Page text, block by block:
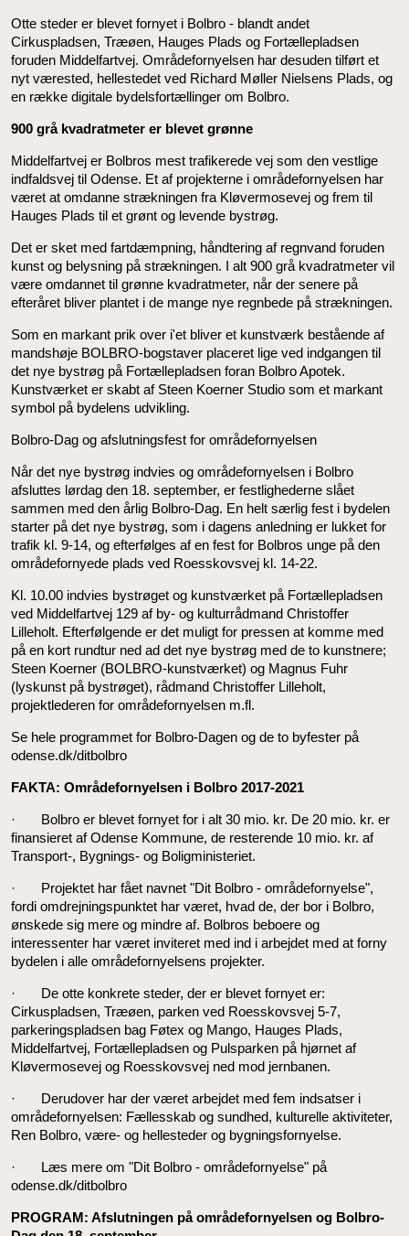
Otte steder er blevet fornyet i Bolbro - blandt andet
Cirkuspladsen, Træøen, Hauges Plads og Fortællepladsen
foruden Middelfartvej. Områdefornyelsen har desuden tilført et
nyt værested, hellestedet ved Richard Møller Nielsens Plads, og
en række digitale bydelsfortællinger om Bolbro.
900 grå kvadratmeter er blevet grønne
Middelfartvej er Bolbros mest trafikerede vej som den vestlige
indfaldsvej til Odense. Et af projekterne i områdefornyelsen har
været at omdanne strækningen fra Kløvermosevej og frem til
Hauges Plads til et grønt og levende bystrøg.
Det er sket med fartdæmpning, håndtering af regnvand foruden
kunst og belysning på strækningen. I alt 900 grå kvadratmeter vil
være omdannet til grønne kvadratmeter, når der senere på
efteråret bliver plantet i de mange nye regnbede på strækningen.
Som en markant prik over i'et bliver et kunstværk bestående af
mandshøje BOLBRO-bogstaver placeret lige ved indgangen til
det nye bystrøg på Fortællepladsen foran Bolbro Apotek.
Kunstværket er skabt af Steen Koerner Studio som et markant
symbol på bydelens udvikling.
Bolbro-Dag og afslutningsfest for områdefornyelsen
Når det nye bystrøg indvies og områdefornyelsen i Bolbro
afsluttes lørdag den 18. september, er festlighederne slået
sammen med den årlig Bolbro-Dag. En helt særlig fest i bydelen
starter på det nye bystrøg, som i dagens anledning er lukket for
trafik kl. 9-14, og efterfølges af en fest for Bolbros unge på den
områdefornyede plads ved Roesskovsvej kl. 14-22.
Kl. 10.00 indvies bystrøget og kunstværket på Fortællepladsen
ved Middelfartvej 129 af by- og kulturrådmand Christoffer
Lilleholt. Efterfølgende er det muligt for pressen at komme med
på en kort rundtur ned ad det nye bystrøg med de to kunstnere;
Steen Koerner (BOLBRO-kunstværket) og Magnus Fuhr
(lyskunst på bystrøget), rådmand Christoffer Lilleholt,
projektlederen for områdefornyelsen m.fl.
Se hele programmet for Bolbro-Dagen og de to byfester på
odense.dk/ditbolbro
FAKTA: Områdefornyelsen i Bolbro 2017-2021
· Bolbro er blevet fornyet for i alt 30 mio. kr. De 20 mio. kr. er
finansieret af Odense Kommune, de resterende 10 mio. kr. af
Transport-, Bygnings- og Boligministeriet.
· Projektet har fået navnet "Dit Bolbro - områdefornyelse",
fordi omdrejningspunktet har været, hvad de, der bor i Bolbro,
ønskede sig mere og mindre af. Bolbros beboere og
interessenter har været inviteret med ind i arbejdet med at forny
bydelen i alle områdefornyelsens projekter.
· De otte konkrete steder, der er blevet fornyet er:
Cirkuspladsen, Træøen, parken ved Roesskovsvej 5-7,
parkeringspladsen bag Føtex og Mango, Hauges Plads,
Middelfartvej, Fortællepladsen og Pulsparken på hjørnet af
Kløvermosevej og Roesskovsvej ned mod jernbanen.
· Derudover har der været arbejdet med fem indsatser i
områdefornyelsen: Fællesskab og sundhed, kulturelle aktiviteter,
Ren Bolbro, være- og hellesteder og bygningsfornyelse.
· Læs mere om "Dit Bolbro - områdefornyelse" på
odense.dk/ditbolbro
PROGRAM: Afslutningen på områdefornyelsen og Bolbro-